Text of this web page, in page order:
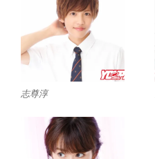
志尊淳